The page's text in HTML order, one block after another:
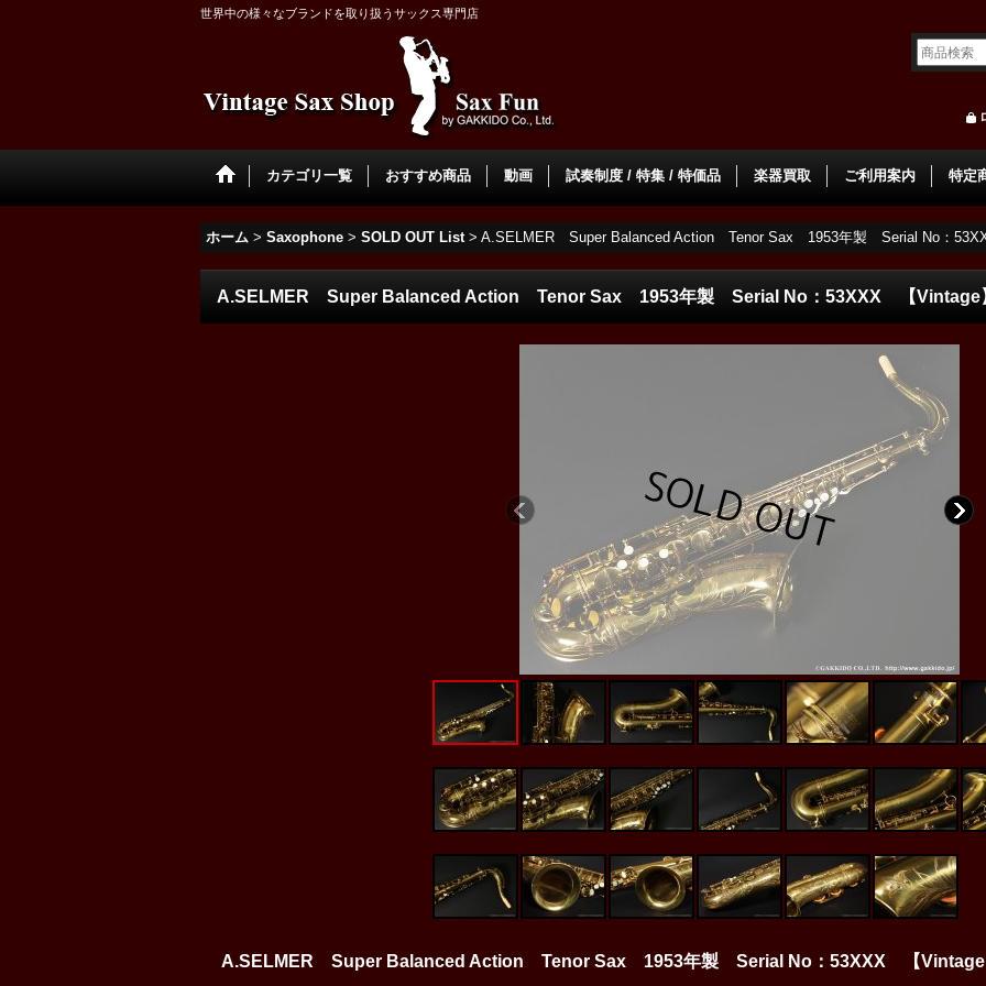
世界中の様々なブランドを取り扱うサックス専門店
カテゴリ一覧 おすすめ商品 動画 試奏制度 / 特集 / 特価品 楽器買取 ご利用案内 特定
ホーム > Saxophone > SOLD OUT List > A.SELMER Super Balanced Action Tenor Sax 1953年製 Serial No：
A.SELMER Super Balanced Action Tenor Sax 1953年製 Serial No：53XXX 【Vintage
A.SELMER Super Balanced Action Tenor Sax 1953年製 Serial No：53XXX 【Vintage